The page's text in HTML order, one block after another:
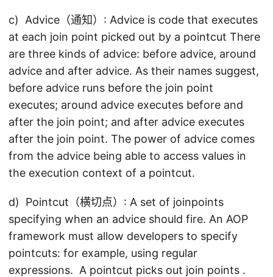
c) Advice（通知）: Advice is code that executes
at each join point picked out by a pointcut There
are three kinds of advice: before advice, around
advice and after advice. As their names suggest,
before advice runs before the join point
executes; around advice executes before and
after the join point; and after advice executes
after the join point. The power of advice comes
from the advice being able to access values in
the execution context of a pointcut.
d) Pointcut（横切点）: A set of joinpoints
specifying when an advice should fire. An AOP
framework must allow developers to specify
pointcuts: for example, using regular
expressions. A pointcut picks out join points .